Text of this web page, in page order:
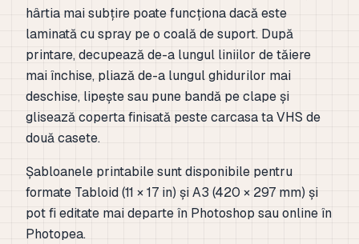
hârtia mai subțire poate funcționa dacă este
laminată cu spray pe o coală de suport. După
printare, decupează de-a lungul liniilor de tăiere
mai închise, pliază de-a lungul ghidurilor mai
deschise, lipește sau pune bandă pe clape și
glisează coperta finisată peste carcasa ta VHS de
două casete.
Șabloanele printabile sunt disponibile pentru
formate Tabloid (11 × 17 in) și A3 (420 × 297 mm) și
pot fi editate mai departe în Photoshop sau online în
Photopea.